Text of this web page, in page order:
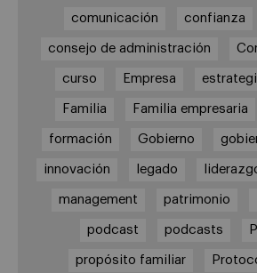
comunicación confianza
consejo de administración
curso Empresa
Familia Familia empresaria
formación Gobierno
innovación legado
management patrimonio
podcast podcasts
propósito familiar